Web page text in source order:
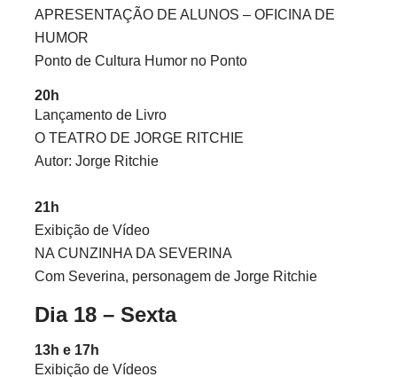
APRESENTAÇÃO DE ALUNOS – OFICINA DE
HUMOR
Ponto de Cultura Humor no Ponto
20h
Lançamento de Livro
O TEATRO DE JORGE RITCHIE
Autor: Jorge Ritchie
21h
Exibição de Vídeo
NA CUNZINHA DA SEVERINA
Com Severina, personagem de Jorge Ritchie
Dia 18 – Sexta
13h e 17h
Exibição de Vídeos